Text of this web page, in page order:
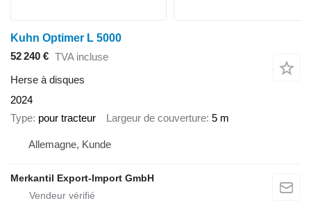
Kuhn Optimer L 5000
52 240 € TVA incluse
Herse à disques
2024
Type pour tracteur Largeur de couverture 5 m
Allemagne, Kunde
Merkantil Export-Import GmbH